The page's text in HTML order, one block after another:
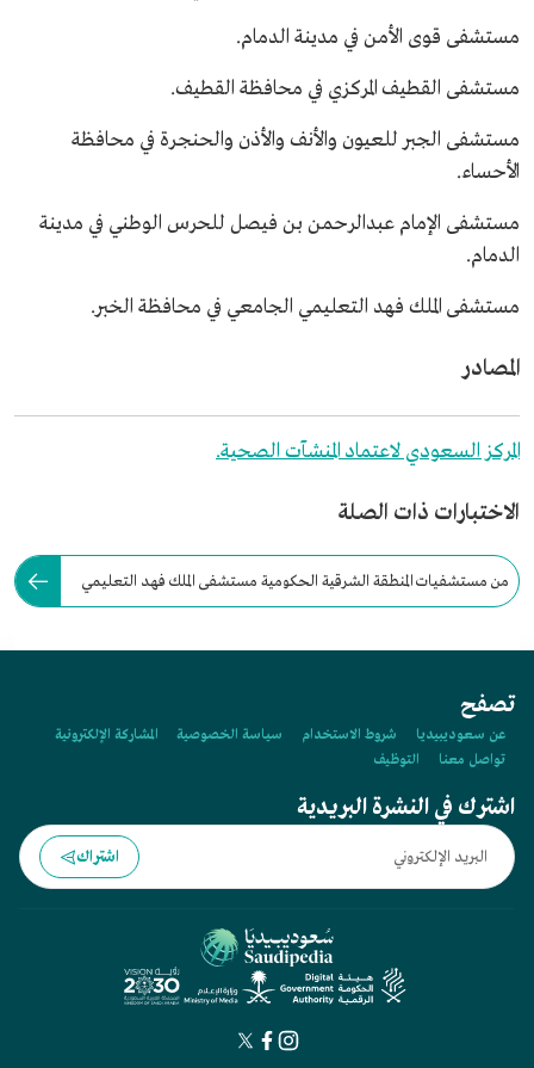
مستشفى قوى الأمن في مدينة الدمام.
مستشفى القطيف المركزي في محافظة القطيف.
مستشفى الجبر للعيون والأنف والأذن والحنجرة في محافظة
الأحساء.
مستشفى الإمام عبدالرحمن بن فيصل للحرس الوطني في مدينة
الدمام.
مستشفى الملك فهد التعليمي الجامعي في محافظة الخبر.
المصادر
المركز السعودي لاعتماد المنشآت الصحية.
الاختبارات ذات الصلة
من مستشفيات المنطقة الشرقية الحكومية مستشفى الملك فهد التعليمي
تصفح
عن سعوديبيديا شروط الاستخدام سياسة الخصوصية
المشاركة الإلكترونية
تواصل معنا
التوظيف
اشترك في النشرة البريدية
اشتراك